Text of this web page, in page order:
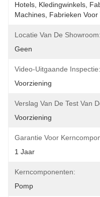
Hotels, Kledingwinkels,
Machines, Fabrieken
Locatie Van De Showroom:
Geen
Video-Uitgaande Inspectie:
Voorziening
Verslag Van De Test Van
Voorziening
Garantie Voor
1 Jaar
Kerncomponenten:
Pomp